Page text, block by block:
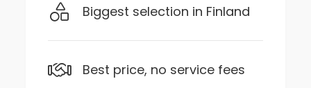
Biggest selection in Finland
Best price, no service fees